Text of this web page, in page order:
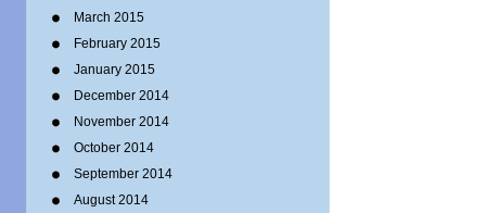
March 2015
February 2015
January 2015
December 2014
November 2014
October 2014
September 2014
August 2014